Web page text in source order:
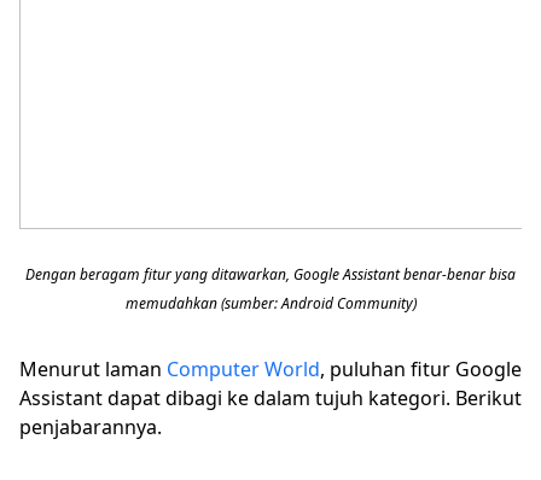
Dengan beragam fitur yang ditawarkan, Google Assistant benar-benar bisa
memudahkan (sumber: Android Community)
Menurut laman Computer World, puluhan fitur Google
Assistant dapat dibagi ke dalam tujuh kategori. Berikut
penjabarannya.